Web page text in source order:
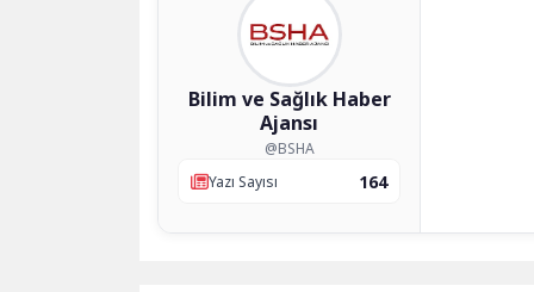
Bilim ve Sağlık Haber
Ajansı
@BSHA
Yazı Sayısı
164